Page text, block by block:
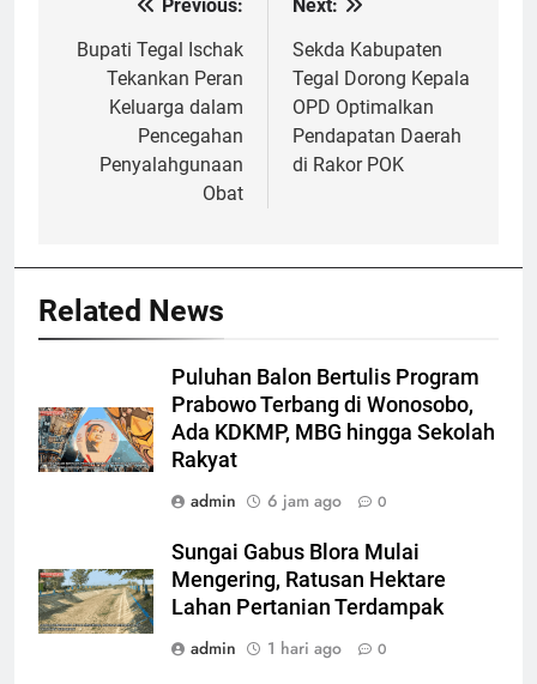
Navigasi
pos
Previous:
Bupati Tegal Ischak
Tekankan Peran
Keluarga dalam
Pencegahan
Penyalahgunaan
Obat
Next:
Sekda Kabupaten
Tegal Dorong Kepala
OPD Optimalkan
Pendapatan Daerah
di Rakor POK
Related News
Puluhan Balon Bertulis Program
Prabowo Terbang di Wonosobo,
Ada KDKMP, MBG hingga Sekolah
Rakyat
admin
6 jam ago 0
Sungai Gabus Blora Mulai
Mengering, Ratusan Hektare
Lahan Pertanian Terdampak
admin
1 hari ago 0